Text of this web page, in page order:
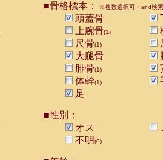
■骨格標本： ※複数選択可・and検索
頭蓋骨
上腕骨(1)
尺骨(1)
大腿骨
腓骨(1)
体幹(1)
足
■性別：
オス
不明(0)